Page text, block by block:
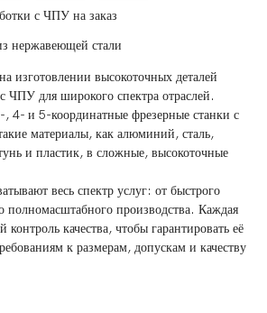
с ЧПУ на заказ
нержавеющей стали
изготовлении высокоточных деталей
ЧПУ для широкого спектра отраслей.
, 4- и 5-координатные фрезерные станки с
материалы, как алюминий, сталь,
и пластик, в сложные, высокоточные
весь спектр услуг: от быстрого
полномасштабного производства. Каждая
контроль качества, чтобы гарантировать её
к размерам, допускам и качеству